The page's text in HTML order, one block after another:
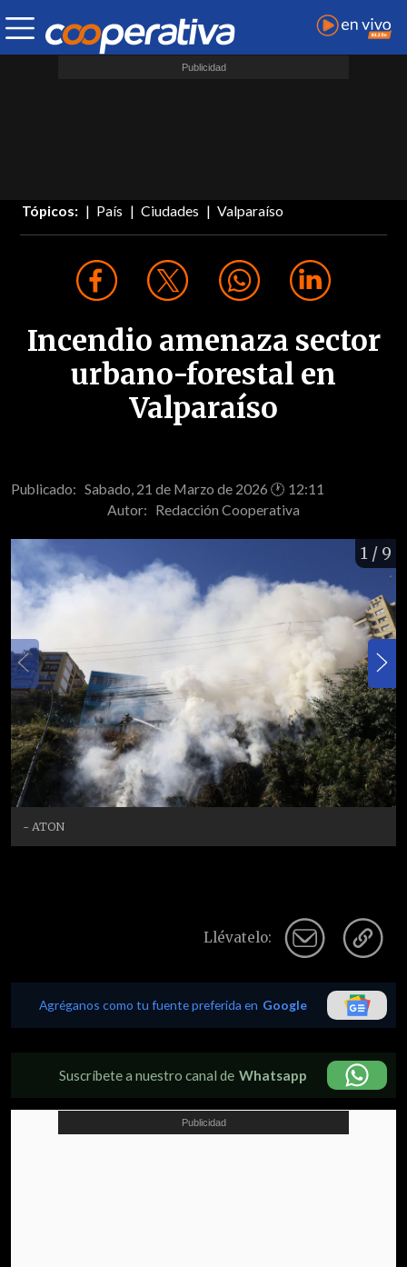
Tópicos: País Ciudades Valparaíso
Incendio amenaza sector
urbano-forestal en
Valparaíso
Publicado: Sabado, 21 de Marzo de 2026 🕐 12:11
Autor: Redacción Cooperativa
1 / 9
- ATON
Llévatelo:
Agréganos como tu fuente preferida en Google
Suscríbete a nuestro canal de Whatsapp